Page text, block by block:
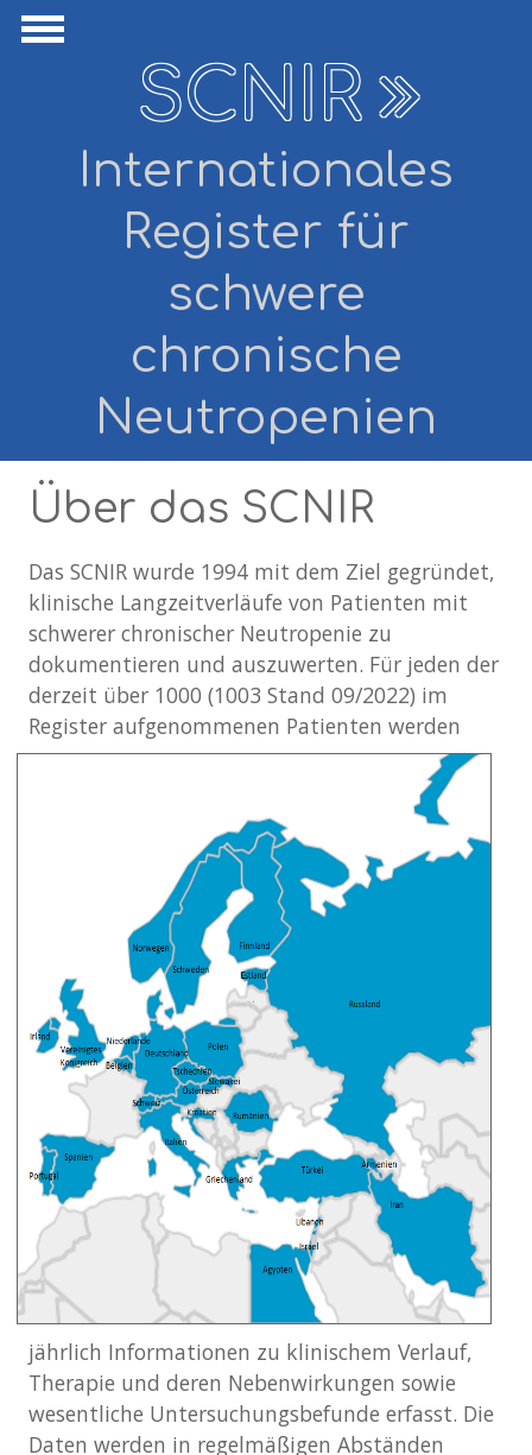
Direkt zum Inhalt
SCNIR
Internationales
Register für
schwere
chronische
Neutropenien
ausblenden
Über das SCNIR
Das SCNIR wurde 1994 mit dem Ziel gegründet,
klinische Langzeitverläufe von Patienten mit
schwerer chronischer Neutropenie zu
dokumentieren und auszuwerten. Für jeden der
derzeit über 1000 (1003 Stand 09/2022) im
Register aufgenommenen Patienten werden
jährlich Informationen zu klinischem Verlauf,
Therapie und deren Nebenwirkungen sowie
wesentliche Untersuchungsbefunde erfasst. Die
Daten werden in regelmäßigen Abständen